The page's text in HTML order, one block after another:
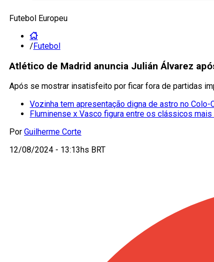
Futebol Europeu
/Futebol
Atlético de Madrid anuncia Julián Álvarez
Após se mostrar insatisfeito por ficar fora de partidas
Vozinha tem apresentação digna de astro no Colo-
Fluminense x Vasco figura entre os clássicos
Por Guilherme Corte
12/08/2024 - 13:13hs BRT